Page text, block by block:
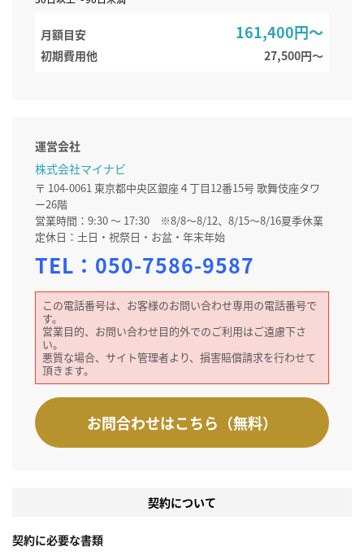
月額目安 161,400円～
初期費用他 27,500円〜
運営会社
株式会社マイナビ
〒 104-0061 東京都中央区銀座４丁目12番15号 歌舞伎座タワ
ー26階
営業時間：9:30 ～ 17:30 ※8/8～8/12、8/15～8/16夏季休業
定休日：土日・祝祭日・お盆・年末年始
TEL： 050-7586-9587
この電話番号は、お客様のお問い合わせ専用の電話番号で
す。
営業目的、お問い合わせ目的外でのご利用はご遠慮下さ
い。
悪質な場合、サイト管理者より、損害賠償請求を行わせて
頂きます。
お問合わせはこちら（無料）
契約について
契約に必要な書類